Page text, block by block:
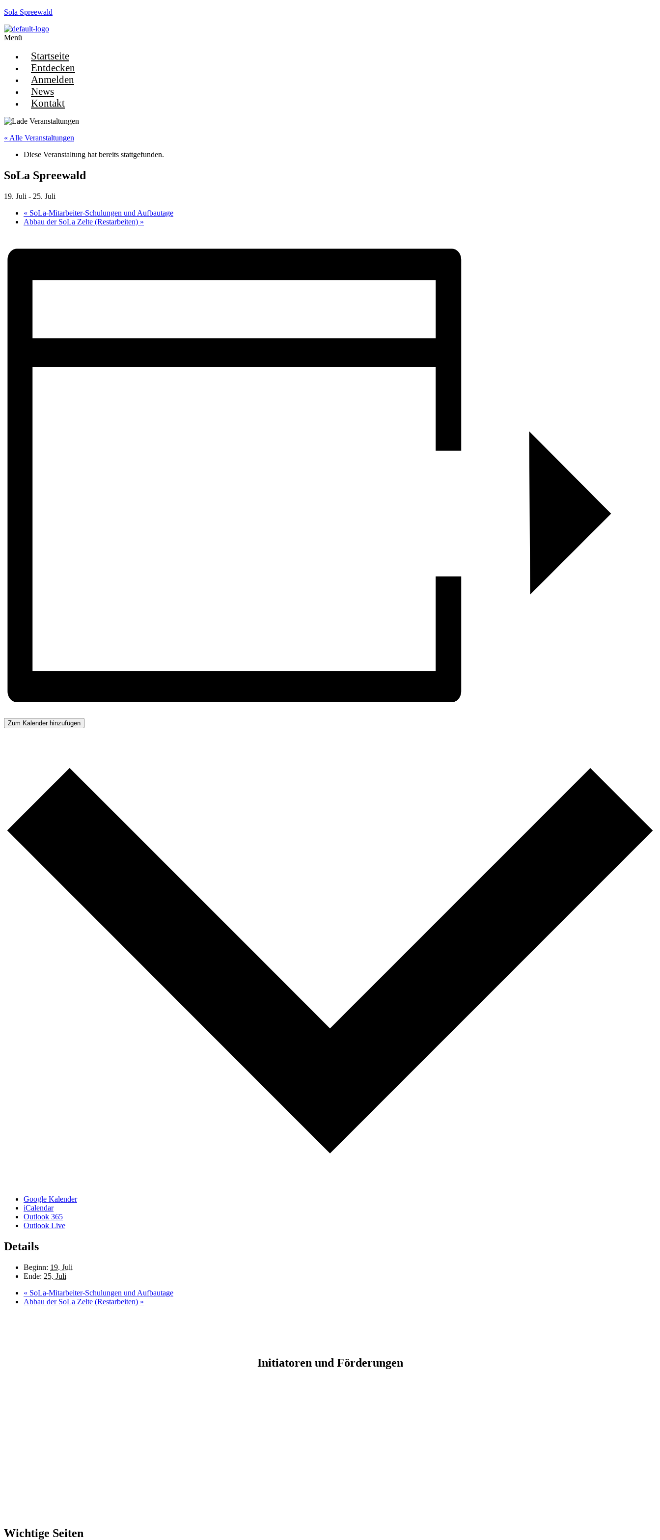
Sola Spreewald
Menü
Startseite
Entdecken
Anmelden
News
Kontakt
« Alle Veranstaltungen
Diese Veranstaltung hat bereits stattgefunden.
SoLa Spreewald
19. Juli - 25. Juli
« SoLa-Mitarbeiter-Schulungen und Aufbautage
Abbau der SoLa Zelte (Restarbeiten) »
Zum Kalender hinzufügen
Google Kalender
iCalendar
Outlook 365
Outlook Live
Details
Beginn: 19. Juli
Ende: 25. Juli
« SoLa-Mitarbeiter-Schulungen und Aufbautage
Abbau der SoLa Zelte (Restarbeiten) »
Initiatoren und Förderungen
Wichtige Seiten